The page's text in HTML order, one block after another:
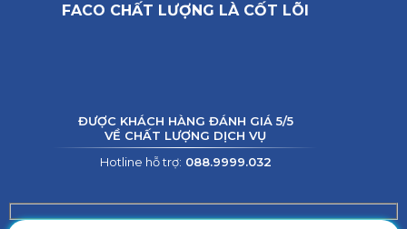
FACO CHẤT LƯỢNG LÀ CỐT LÕI
ĐƯỢC KHÁCH HÀNG ĐÁNH GIÁ 5/5
VỀ CHẤT LƯỢNG DỊCH VỤ
Hotline hỗ trợ: 088.9999.032